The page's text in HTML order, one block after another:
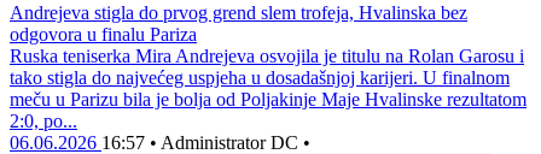
Andrejeva stigla do prvog grend slem trofeja, Hvalinska bez
odgovora u finalu Pariza
Ruska teniserka Mira Andrejeva osvojila je titulu na Rolan Garosu i
tako stigla do najvećeg uspjeha u dosadašnjoj karijeri. U finalnom
meču u Parizu bila je bolja od Poljakinje Maje Hvalinske rezultatom
2:0, po...
06.06.2026 16:57 • Administrator DC •